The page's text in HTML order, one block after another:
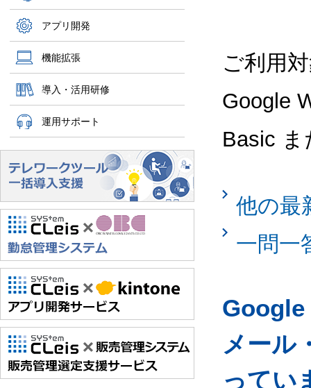
アプリ開発
機能拡張
導入・活用研修
運用サポート
ご利用
Google
Basic
他の最
一問一
Google
メール
ってい